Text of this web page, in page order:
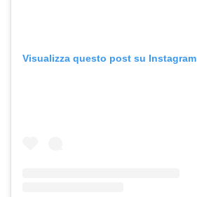
Visualizza questo post su Instagram